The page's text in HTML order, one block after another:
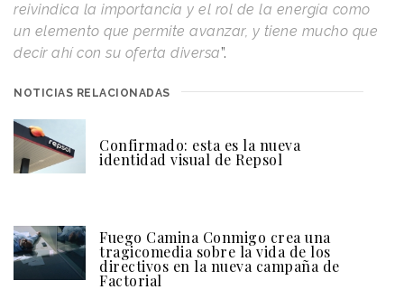
reivindica la importancia y el rol de la energía como
un elemento que permite avanzar, y tiene mucho que
decir ahí con su oferta diversa”.
NOTICIAS RELACIONADAS
Confirmado: esta es la nueva
identidad visual de Repsol
Fuego Camina Conmigo crea una
tragicomedia sobre la vida de los
directivos en la nueva campaña de
Factorial